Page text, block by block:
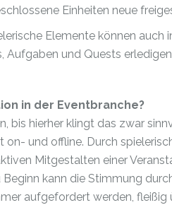
Einheiten neue
Elemente können
Aufgaben und Quests
in der Eventbranche?
bis hierher klingt das zwar
on- und offline. Durch
Mitgestalten einer
Beginn kann die Stimmung
aufgefordert werden,